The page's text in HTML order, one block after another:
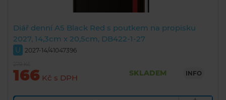
Diář denní A5 Black Red s poutkem na propisku
2027, 14,3cm x 20,5cm, DB422-1-27
U 2027-14/41047396
166 Kč s DPH
SKLADEM INFO